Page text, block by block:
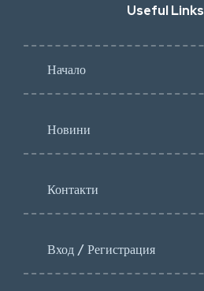
Useful Links
Начало
Новини
Контакти
Вход / Регистрация